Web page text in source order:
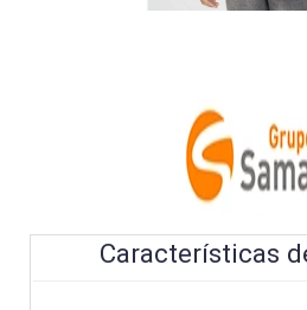
Características